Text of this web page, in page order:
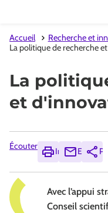
Accueil
Recherche et
La politique de recherche
La
et
Écouter
ImprimerEnvoyer
Avec l’appui
Conseil